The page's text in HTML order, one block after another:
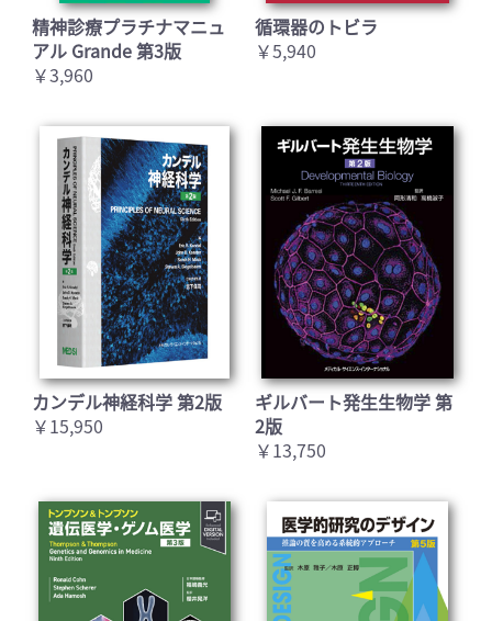
精神診療プラチナマニュ
アル Grande 第3版
￥3,960
循環器のトビラ
￥5,940
カンデル神経科学 第2版
￥15,950
ギルバート発生生物学 第
2版
￥13,750